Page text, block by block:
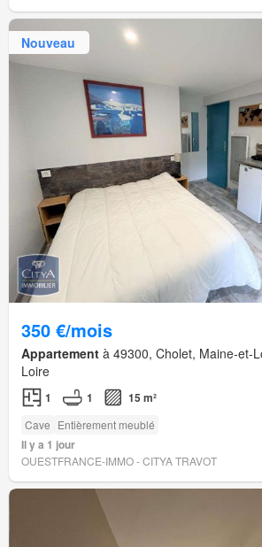
Nouveau
350 €/mois
Appartement à 49300, Cholet, Maine-et-
Loire
1 1 15 m²
Cave Entièrement meublé
Il y a 1 jour
OUESTFRANCE-IMMO - CITYA TRAVOT